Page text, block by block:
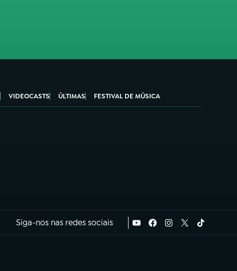
VIDEOCASTS ÚLTIMAS FESTIVAL DE MÚSICA
Siga-nos nas redes sociais